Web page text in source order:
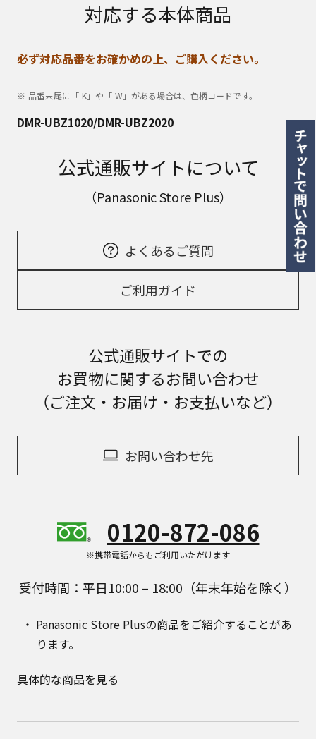
対応する本体商品
必ず対応品番をお確かめの上、ご購入ください。
品番末尾に「-K」や「-W」がある場合は、色柄コードです。
DMR-UBZ1020/DMR-UBZ2020
公式通販サイトについて
（Panasonic Store Plus）
よくあるご質問
ご利用ガイド
公式通販サイトでの
お買物に関するお問い合わせ
（ご注文・お届け・お支払いなど）
お問い合わせ先
0120-872-086
※携帯電話からもご利用いただけます
受付時間：平日10:00 – 18:00（年末年始を除く）
Panasonic Store Plusの商品をご紹介することがあ
ります。
具体的な商品を見る